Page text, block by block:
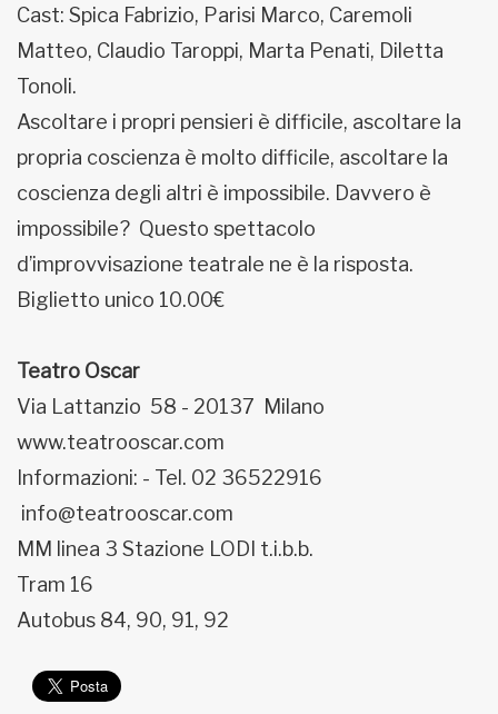
Cast: Spica Fabrizio, Parisi Marco, Caremoli
Matteo, Claudio Taroppi, Marta Penati, Diletta
Tonoli.
Ascoltare i propri pensieri è difficile, ascoltare la
propria coscienza è molto difficile, ascoltare la
coscienza degli altri è impossibile. Davvero è
impossibile? Questo spettacolo
d’improvvisazione teatrale ne è la risposta.
Biglietto unico 10.00€
Teatro Oscar
Via Lattanzio 58 - 20137 Milano
www.teatrooscar.com
Informazioni: - Tel. 02 36522916
info@teatrooscar.com
MM linea 3 Stazione LODI t.i.b.b.
Tram 16
Autobus 84, 90, 91, 92